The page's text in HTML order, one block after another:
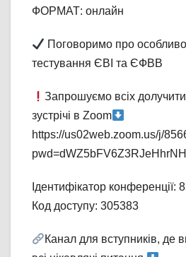
ФОРМАТ: онлайн
Поговоримо про
тестування ЄВІ та ЄФВВ
Запрошуємо всіх
зустрічі в Zoom
https://us02web.zoom.us/j/
Ідентифікатор конференції:
Код доступу: 305383
Канал для вступників, де